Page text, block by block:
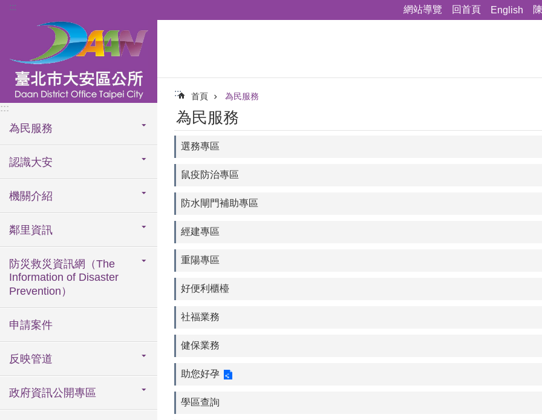
跳到主要內容區塊
::: 網站導覽 回首頁 English
:::
為民服務
認識大安
機關介紹
鄰里資訊
防災救災資訊網（The
Information of Disaster
Prevention）
申請案件
反映管道
政府資訊公開專區
::: 首頁 為民服務
為民服務
選務專區
鼠疫防治專區
防水閘門補助專區
經建專區
重陽專區
好便利櫃檯
社福業務
健保業務
助您好孕
學區查詢